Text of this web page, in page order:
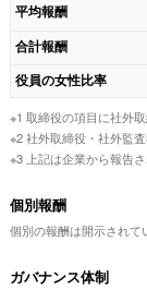
平均報酬
合計報酬
役員の女性比率
※1 取締役の項目に社外
※2 社外取締役・社外監
※3 上記は企業から報告
個別報酬
個別の報酬は開示され
ガバナンス体制